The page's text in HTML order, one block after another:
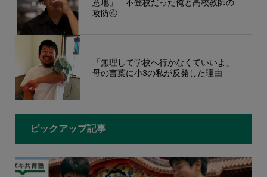
意地」 不登校だった俺と高校教師の
攻防④
「無理して学校へ行かなくていいよ」
母の言葉に小3の私が反発した理由
ピックアップ記事